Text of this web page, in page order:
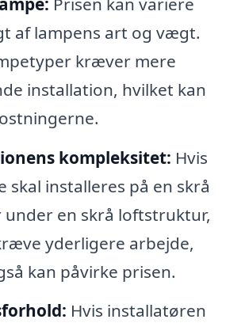
af lampens art og vægt.
kræver mere
installation, hvilket kan
kompleksitet: Hvis
skal installeres på en skrå
en skrå loftstruktur,
yderligere arbejde,
kan påvirke prisen.
Hvis installatøren